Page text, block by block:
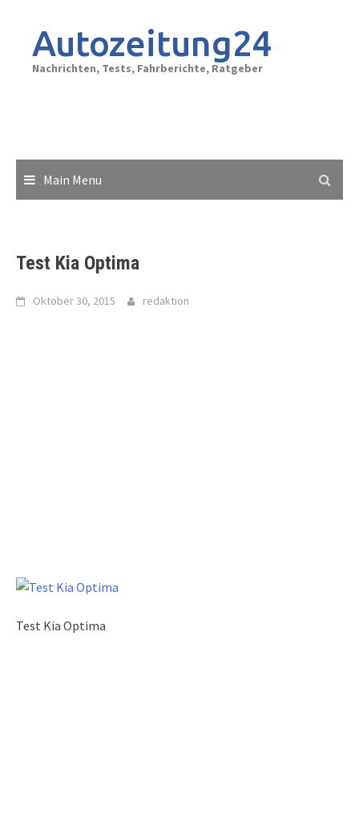
contentAutozeitung24
Nachrichten, Tests, Fahrberichte, Ratgeber
Main Menu
Test Kia Optima
Oktober 30, 2015 redaktion
Test Kia Optima